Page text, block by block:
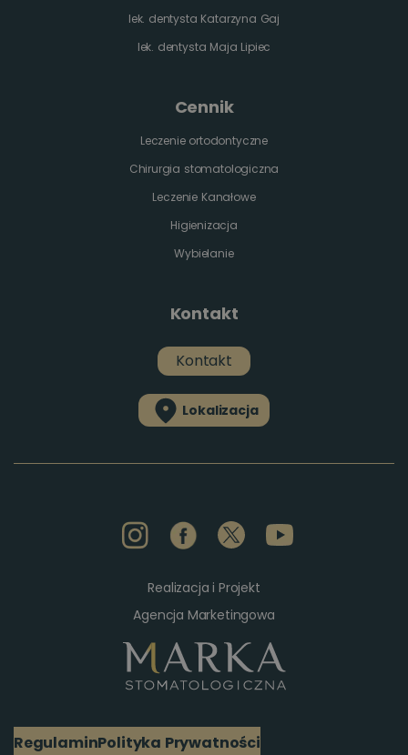
lek. dentysta Katarzyna Gaj
lek. dentysta Maja Lipiec
Cennik
Leczenie ortodontyczne
Chirurgia stomatologiczna
Leczenie Kanałowe
Higienizacja
Wybielanie
Kontakt
Kontakt
Lokalizacja
Realizacja i Projekt
Agencja Marketingowa
RegulaminPolityka Prywatności